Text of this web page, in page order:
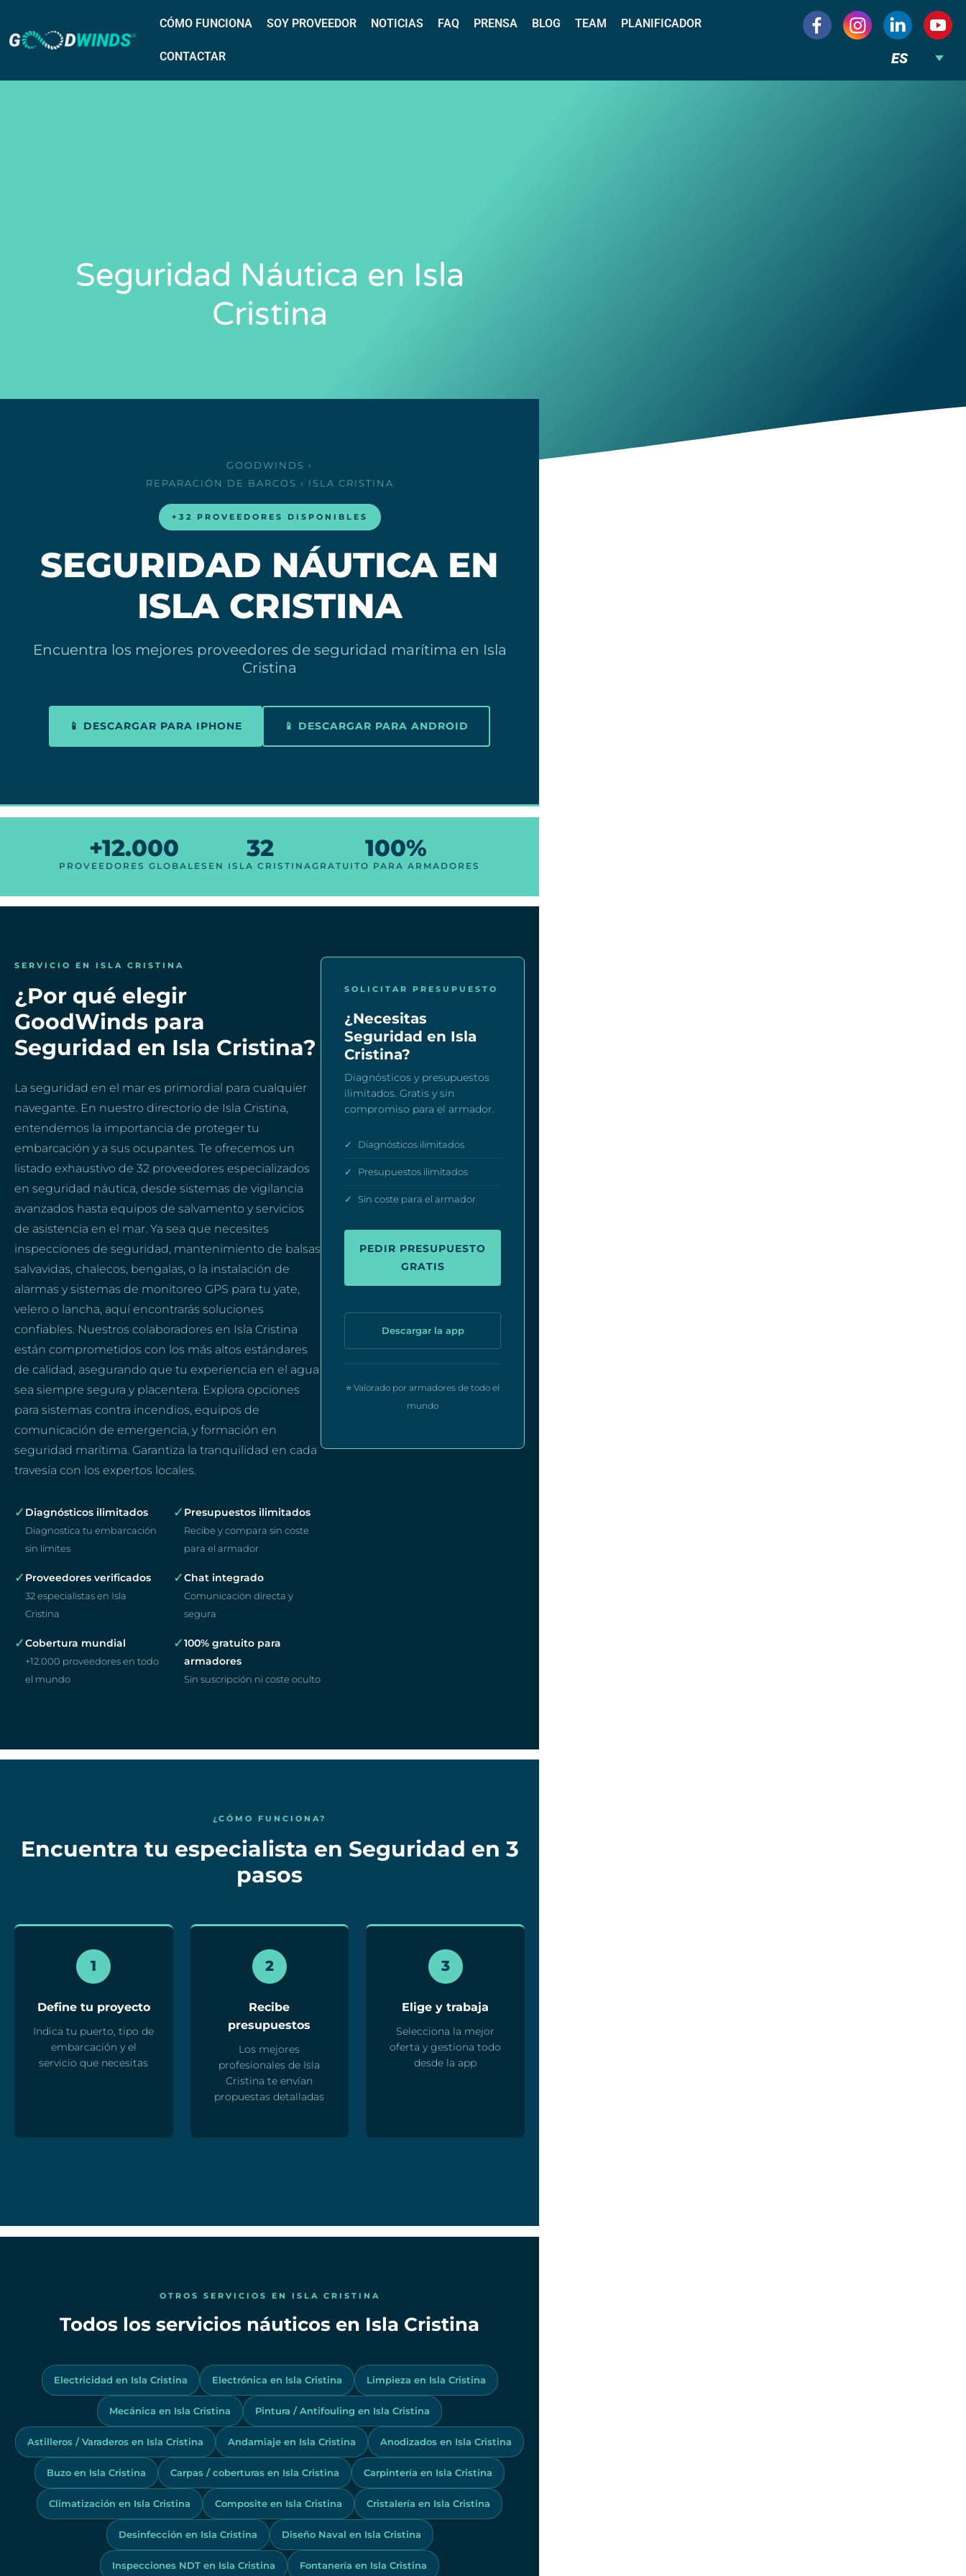
CÓMO FUNCIONA SOY PROVEEDOR NOTICIAS FAQ PRENSA BLOG TEAM PLANIFICADOR
CONTACTAR ES
Seguridad Náutica en Isla
Cristina
GOODWINDS ›
REPARACIÓN DE BARCOS › ISLA CRISTINA
+32 PROVEEDORES DISPONIBLES
SEGURIDAD NÁUTICA EN
ISLA CRISTINA
Encuentra los mejores proveedores de seguridad marítima en Isla
Cristina
📱 DESCARGAR PARA IPHONE 📱 DESCARGAR PARA ANDROID
+12.000
PROVEEDORES GLOBALES
32
EN ISLA CRISTINA
100%
GRATUITO PARA ARMADORES
SERVICIO EN ISLA CRISTINA
¿Por qué elegir
GoodWinds para
Seguridad en Isla Cristina?
La seguridad en el mar es primordial para cualquier
navegante. En nuestro directorio de Isla Cristina,
entendemos la importancia de proteger tu
embarcación y a sus ocupantes. Te ofrecemos un
listado exhaustivo de 32 proveedores especializados
en seguridad náutica, desde sistemas de vigilancia
avanzados hasta equipos de salvamento y servicios
de asistencia en el mar. Ya sea que necesites
inspecciones de seguridad, mantenimiento de balsas
salvavidas, chalecos, bengalas, o la instalación de
alarmas y sistemas de monitoreo GPS para tu yate,
velero o lancha, aquí encontrarás soluciones
confiables. Nuestros colaboradores en Isla Cristina
están comprometidos con los más altos estándares
de calidad, asegurando que tu experiencia en el agua
sea siempre segura y placentera. Explora opciones
para sistemas contra incendios, equipos de
comunicación de emergencia, y formación en
seguridad marítima. Garantiza la tranquilidad en cada
travesía con los expertos locales.
✓ Diagnósticos ilimitados
Diagnostica tu embarcación
sin límites
✓ Presupuestos ilimitados
Recibe y compara sin coste
para el armador
✓ Proveedores verificados
32 especialistas en Isla
Cristina
✓Chat integrado
Comunicación directa y
segura
✓Cobertura mundial
+12.000 proveedores en todo
el mundo
✓100% gratuito para
armadores
Sin suscripción ni coste oculto
SOLICITAR PRESUPUESTO
¿Necesitas
Seguridad en Isla
Cristina?
Diagnósticos y presupuestos
ilimitados. Gratis y sin
compromiso para el armador.
✓ Diagnósticos ilimitados
✓ Presupuestos ilimitados
✓ Sin coste para el armador
PEDIR PRESUPUESTO
GRATIS
Descargar la app
⭐ Valorado por armadores de todo el
mundo
¿CÓMO FUNCIONA?
Encuentra tu especialista en Seguridad en 3
pasos
1
Define tu proyecto
Indica tu puerto, tipo de
embarcación y el
servicio que necesitas
2
Recibe
presupuestos
Los mejores
profesionales de Isla
Cristina te envían
propuestas detalladas
3
Elige y trabaja
Selecciona la mejor
oferta y gestiona todo
desde la app
OTROS SERVICIOS EN ISLA CRISTINA
Todos los servicios náuticos en Isla Cristina
Electricidad en Isla Cristina Electrónica en Isla Cristina Limpieza en Isla Cristina
Mecánica en Isla Cristina Pintura / Antifouling en Isla Cristina
Astilleros / Varaderos en Isla Cristina Andamiaje en Isla Cristina Anodizados en Isla Cristina
Buzo en Isla Cristina Carpas / coberturas en Isla Cristina Carpintería en Isla Cristina
Climatización en Isla Cristina Composite en Isla Cristina Cristalería en Isla Cristina
Desinfección en Isla Cristina Diseño Naval en Isla Cristina
Inspecciones NDT en Isla Cristina Fontanería en Isla Cristina